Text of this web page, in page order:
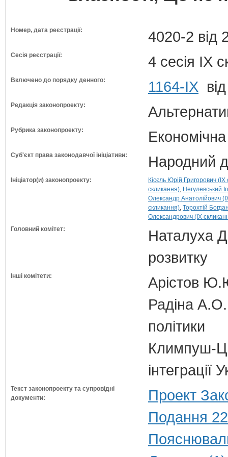
Номер, дата реєстрації: 4020-2 від
Сесія реєстрації: 4 сесія IX
Включено до порядку денного: 1164-ІХ
Редакція законопроекту:
Рубрика законопроекту:
Суб'єкт права законодавчої ініціативи: Народний
Ініціатор(и) законопроекту:
Кісєль Юрій Григорович (IX
скликання) Негулевський
Олександр Анатолійович
скликання) Торохтій
Олександрович (IX
Головний комітет:
Наталуха
розвитку
Інші комітети:
Арістов
Радіна А.О.
політики
Климпуш-
Текст законопроекту та супровідні
документи:
Проект
Подання